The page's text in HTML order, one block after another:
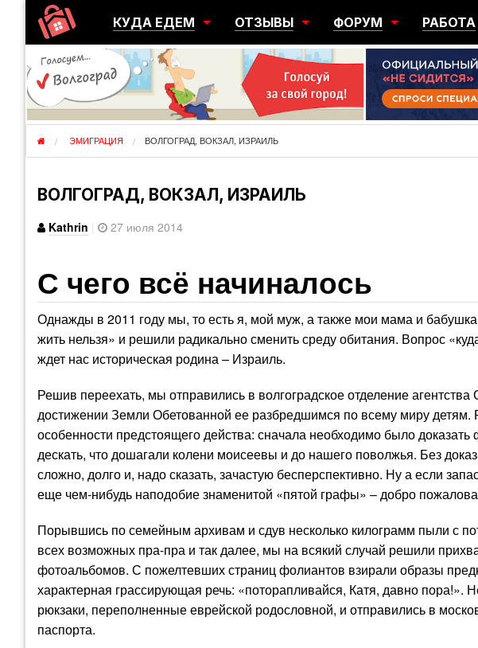
КУДА ЕДЕМ
ГОРОДА
РЕГИОНЫ
ОТЗЫВЫ
ПЕРЕЕЗДЫ
ЭМИГРАЦИЯ
ФОРУМ
ЮЖНЫЙ
РАБОТА
ПОИСК
ЭМИГРАЦИЯ ВОЛГОГРАД, ВОКЗАЛ, ИЗРАИЛЬ
ВОЛГОГРАД, ВОКЗАЛ, ИЗРАИЛЬ
Kathrin 27 июля 2014
С чего всё начиналось
Однажды в 2011 году мы, то есть я, мой муж, а также мои мама и
жить нельзя» и решили радикально сменить среду обитания. Вопрос
ждет нас историческая родина – Израиль.
Решив переехать, мы отправились в волгоградское отделение
достижении Земли Обетованной ее разбредшимся по всему миру детям.
особенности предстоящего действа: сначала необходимо было
дескать, что дошагали колени моисеевы и до нашего поволжья. Без
сложно, долго и, надо сказать, зачастую бесперспективно. Ну а если
еще чем-нибудь наподобие знаменитой «пятой графы» – добро
Порывшись по семейным архивам и сдув несколько килограмм пыли с
всех возможных пра-пра и так далее, мы на всякий случай решили
фотоальбомов. С пожелтевших страниц фолиантов взирали образы
характерная грассирующая речь: «поторапливайся, Катя, давно пора!».
рюкзаки, переполненные еврейской родословной, и отправились в
паспорта.